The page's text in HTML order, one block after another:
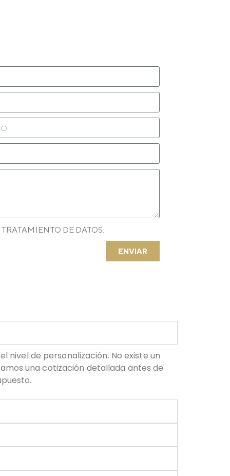
DE DATOS.
ENVIAR
nivel de personalización. No existe un
una cotización detallada antes de